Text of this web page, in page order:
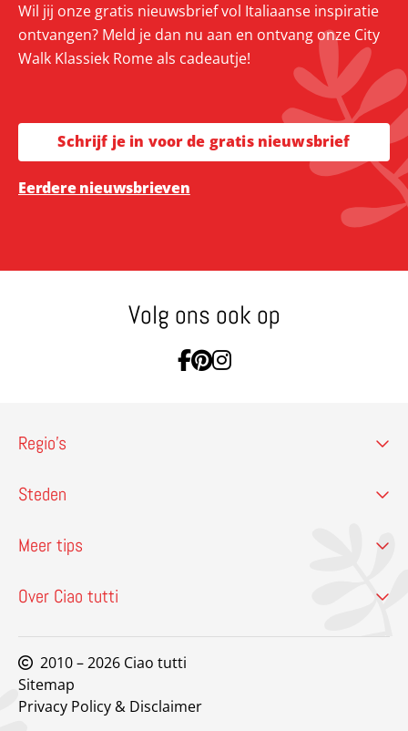
Wil jij onze gratis nieuwsbrief vol Italiaanse inspiratie
ontvangen? Meld je dan nu aan en ontvang onze City
Walk Klassiek Rome als cadeautje!
Schrijf je in voor de gratis nieuwsbrief
Eerdere nieuwsbrieven
Volg ons ook op
Ga naar Facebook
Ga naar Pinterest
Ga naar Instagram
Regio’s
Steden
Meer tips
Over Ciao tutti
2010 – 2026 Ciao tutti
Sitemap
Privacy Policy & Disclaimer